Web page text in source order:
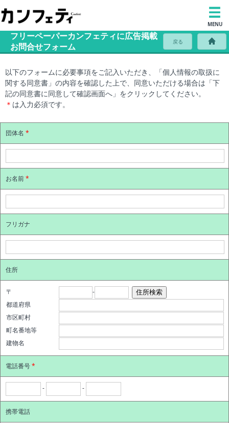
MENU
フリーペーパーカンフェティに広告掲載
お問合せフォーム
戻る
以下のフォームに必要事項をご記入いただき、「個人情報の取扱に
関する同意書」の内容を確認した上で、同意いただける場合は「下
記の同意書に同意して確認画面へ」をクリックしてください。
＊ は入力必須です。
団体名 *
お名前*
フリガナ
住所
〒
-
都道府県
市区町村
町名番地等
建物名
電話番号*
- -
携帯電話